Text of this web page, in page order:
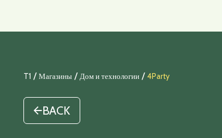
T1 / Магазины / Дом и технологии / 4Party
BACK